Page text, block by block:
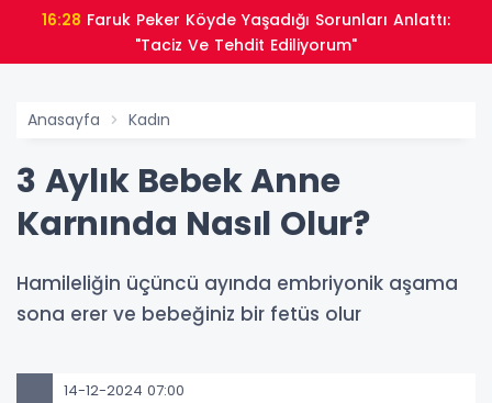
16:28
"Taciz Ve Tehdit Ediliyorum"
Anasayfa Kadın
3 Aylık Bebek Anne
Karnında Nasıl Olur?
Hamileliğin üçüncü ayında embriyonik aşama
sona erer ve bebeğiniz bir fetüs olur
14-12-2024 07:00